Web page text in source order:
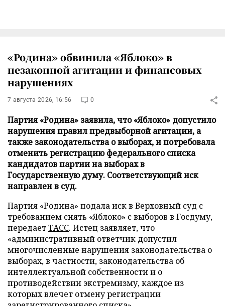
«Родина» обвинила «Яблоко» в
незаконной агитации и финансовых
нарушениях
7 августа 2026, 16:56 0
Партия «Родина» заявила, что «Яблоко» допустило
нарушения правил предвыборной агитации, а
также законодательства о выборах, и потребовала
отменить регистрацию федерального списка
кандидатов партии на выборах в
Государственную думу. Соответствующий иск
направлен в суд.
Партия «Родина» подала иск в Верховный суд с
требованием снять «Яблоко» с выборов в Госдуму,
передаетТАСС. Истец заявляет, что
«административный ответчик допустил
многочисленные нарушения законодательства о
выборах, в частности, законодательства об
интеллектуальной собственности и о
противодействии экстремизму, каждое из
которых влечет отмену регистрации